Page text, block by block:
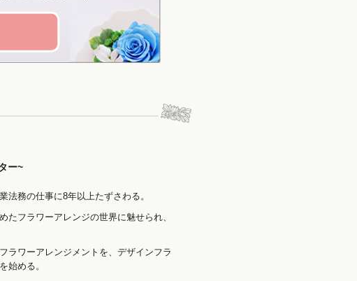
ー~
務の仕事に8年以上たずさわる。
たフラワーアレンジの世界に魅せられ、
ラワーアレンジメントを、デザインフラ
始める。